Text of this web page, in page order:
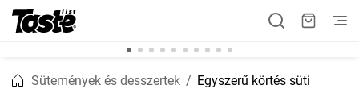
Sütemények és desszertek Egyszerű körtés süti